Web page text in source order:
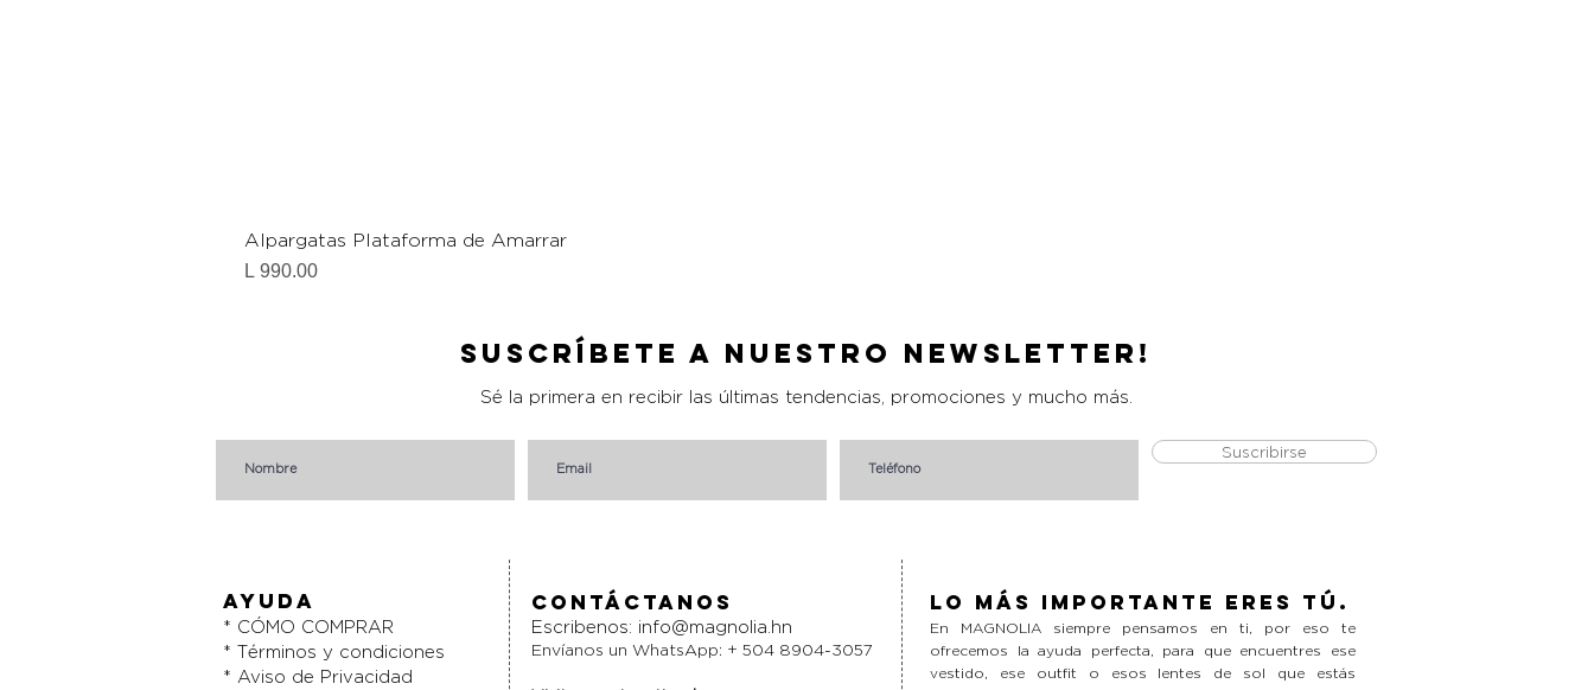
Alpargatas Plataforma de Amarrar
Precio
L 990.00
Suscríbete a nuestro Newsletter!
Sé la primera en recibir las últimas tendencias, promociones y mucho más.
Suscribirse
AYUDA
* CÓMO COMPRAR
* Términos y condiciones
* Aviso de Privacidad
Contáctanos
Escribenos: info@magnolia.hn
Envíanos un WhatsApp: + 504 8904-3057
Lo más importante eres tú.
En MAGNOLIA siempre pensamos en ti, por eso te
ofrecemos la ayuda perfecta, para que encuentres ese
vestido, ese outfit o esos lentes de sol que estás